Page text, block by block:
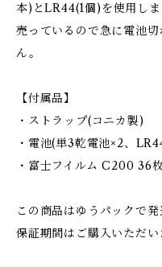
本)とLR44(1個)を使用し
売っているので急に電池
ん。
【付属品】
・ストラップ(コニカ製)
・電池(単3乾電池×2、
・富士フイルム C200 36
この商品はゆうパックで発
保証期間はご購入いただい